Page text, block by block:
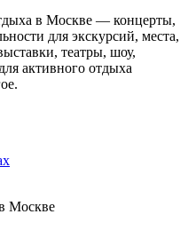
в Москве — концерты,
для экскурсий, места,
театры, шоу,
активного отдыха
Москве